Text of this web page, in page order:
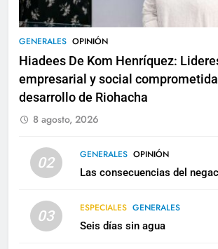
GENERALES OPINIÓN
Hiadees De Kom Henríquez:
empresarial y social comprometida
desarrollo de Riohacha
8 agosto, 2026
02 GENERALES OPINIÓN
Las consecuencias del
03 ESPECIALES GENERALES
Seis días sin agua